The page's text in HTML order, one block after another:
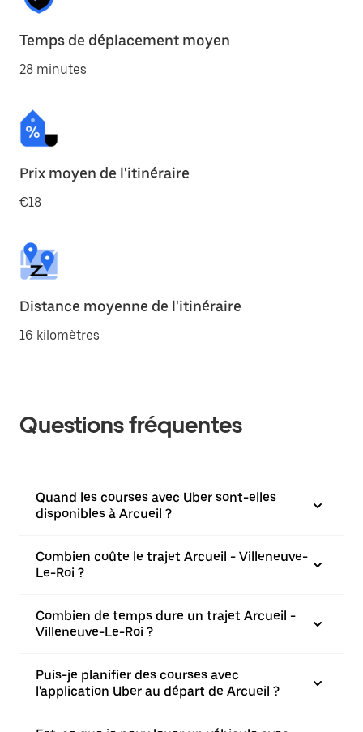
Temps de déplacement moyen
28 minutes
Prix moyen de l'itinéraire
€18
Distance moyenne de l'itinéraire
16 kilomètres
Questions fréquentes
Quand les courses avec Uber sont-elles
disponibles à Arcueil ?
Combien coûte le trajet Arcueil - Villeneuve-
Le-Roi ?
Combien de temps dure un trajet Arcueil -
Villeneuve-Le-Roi ?
Puis-je planifier des courses avec
l'application Uber au départ de Arcueil ?